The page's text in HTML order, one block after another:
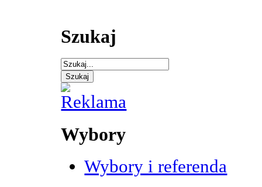
Szukaj
Wybory
Wybory i referenda